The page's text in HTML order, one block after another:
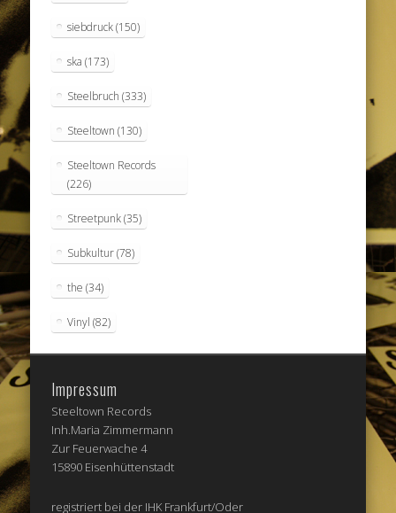
siebdruck(150)
ska (173)
Steelbruch (333)
Steeltown (130)
Steeltown Records
(226)
Streetpunk(35)
Subkultur(78)
the (34)
Vinyl (82)
Impressum
Steeltown Records
Inh.Maria Zimmermann
Zur Feuerwache 4
15890 Eisenhüttenstadt
registriert bei der IHK Frankfurt/Oder